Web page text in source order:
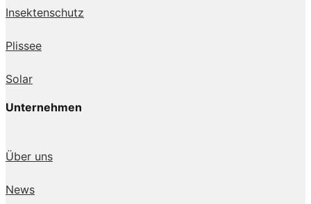
Insektenschutz
Plissee
Solar
Unternehmen
Über uns
News